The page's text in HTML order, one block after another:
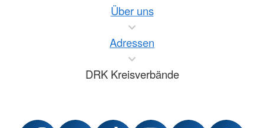
Über uns
Adressen
DRK Kreisverbände